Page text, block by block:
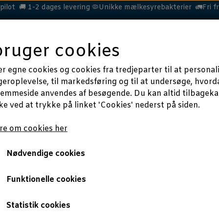
🚚 1-2 dages levering 🦠Unikke mælkesyrebakterier 🚛Fri
HEST HUND KAT MERE
PROBIOTICS
Sådan forbereder du din hest på mødet med mitter
du din hest
mitter
cookies
egne cookies og cookies fra tredjeparter til at
til markedsføring og til at undersøge,
anvendes af besøgende. Du kan altid
ved at trykke på linket 'Cookies' nederst på siden.
om cookies her
Nødvendige cookies
Funktionelle cookies
Statistik cookies